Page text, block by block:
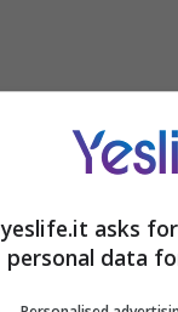
yeslife.it asks
personal data